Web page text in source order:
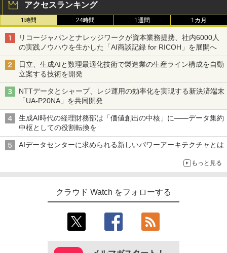
アクセスランキング
1時間 24時間 1週間 1カ月
リコージャパンとナレッジワークが資本業務提携、社内6000人
の実践ノウハウを生かした「AI商談記録 for RICOH」を展開へ
日立、生成AIと数理最適化技術で製造業の生産ライン構成を自動
立案する技術を開発
NTTデータとシャープ、レジ運用の効率化を実現する新決済端末
「UA-P20NA」を共同開発
生成AI時代の経理財務部は「価値創出の中核」に――データ集約
中枢としての役割転換を
AIデータセンターに求められる新しいパワーアーキテクチャとは
もっと見る
クラウド Watch をフォローする